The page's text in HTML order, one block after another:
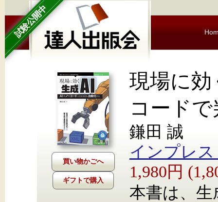
試験公開中
ギフトで購入
現場に
コード
鎌田 誠
インプレス
1,980円
本書は、